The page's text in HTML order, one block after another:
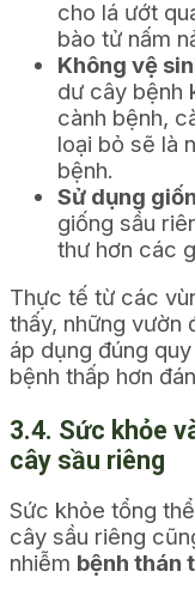
cho lá ướt
bào tử nấm
Không vệ
dư cây bệnh
cành bệnh,
loại bỏ sẽ là
bệnh.
Sử dụng
giống sầu
thư hơn các
Thực tế từ các
thấy, những vườn
áp dụng đúng
bệnh thấp hơn
3.4. Sức khỏe
cây sầu riêng
Sức khỏe tổng
cây sầu riêng
nhiễm bệnh thán